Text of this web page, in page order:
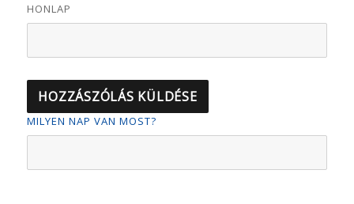
HONLAP
MILYEN NAP VAN MOST?